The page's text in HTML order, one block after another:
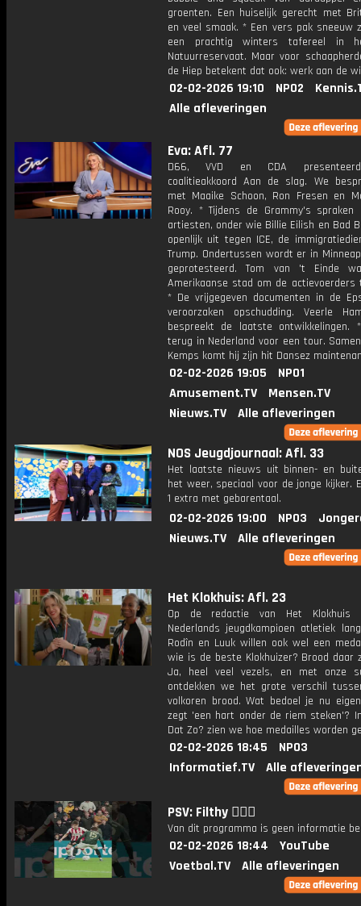
groenten. Een huiselijk gerecht met
en veel smaak. * Een vers pak sneeuw
een prachtig winters tafereel in
Natuurreservaat. Maar voor
de Hiep betekent dat ook: werk aan de
02-02-2026 19:10 NPO2
Alle afleveringen
Eva: Afl. 77
D66, VVD en CDA
coalitieakkoord Aan de slag. We
met Maaike Schoon, Ron Fresen en
Rooy. * Tijdens de Grammy's spraken
artiesten, onder wie Billie Eilish en Bad
openlijk uit tegen ICE, de
Trump. Ondertussen wordt er in
geprotesteerd. Tom van 't Einde
Amerikaanse stad om de actievoerders
* De vrijgegeven documenten in de
veroorzaken opschudding. Veerle
bespreekt de laatste ontwikkelingen.
terug in Nederland voor een tour.
Kemps komt hij zijn hit Dansez
02-02-2026 19:05
NPO1
Amusement.TV
Mensen.TV
Nieuws.TV
Alle afleveringen
NOS Jeugdjournaal: Afl. 33
Het laatste nieuws uit binnen- en
het weer, speciaal voor de jonge kijker.
1 extra met gebarentaal.
02-02-2026 19:00 NPO3
Nieuws.TV
Alle afleveringen
Het Klokhuis: Afl. 23
Op de redactie van Het Klokhuis
Nederlands jeugdkampioen atletiek
Rodîn en Luuk willen ook wel een
wie is de beste Klokhuizer? Brood daar
Ja, heel veel vezels, en met onze
ontdekken we het grote verschil
volkoren brood. Wat bedoel je nu
zegt 'een hart onder de riem steken'?
Dat Zo? zien we hoe medailles worden
02-02-2026 18:45
NPO3
Informatief.TV
Alle
PSV: Filthy 😵‍💫🥜
Van dit programma is geen informatie
02-02-2026 18:44
YouTube
Voetbal.TV
Alle afleveringen